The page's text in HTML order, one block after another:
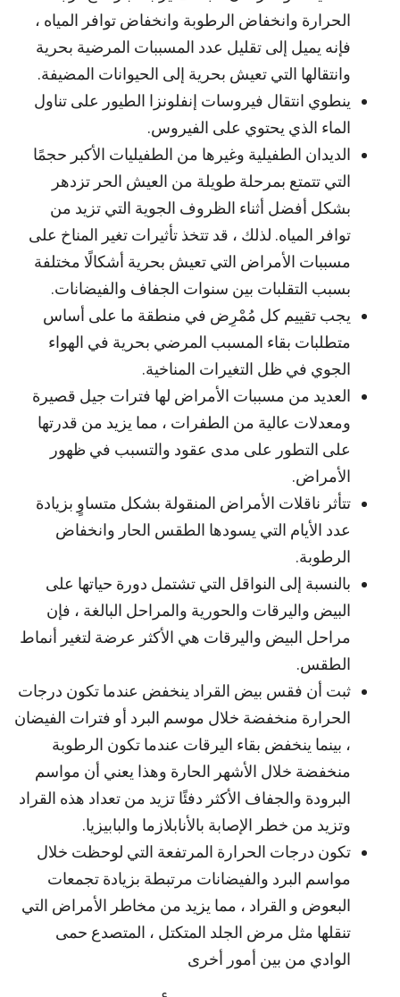
الحرارة وانخفاض الرطوبة وانخفاض توافر المياه ،
فإنه يميل إلى تقليل عدد المسببات المرضية بحرية
وانتقالها التي تعيش بحرية إلى الحيوانات المضيفة.
ينطوي انتقال فيروسات إنفلونزا الطيور على تناول
الماء الذي يحتوي على الفيروس.
الديدان الطفيلية وغيرها من الطفيليات الأكبر حجمًا
التي تتمتع بمرحلة طويلة من العيش الحر تزدهر
بشكل أفضل أثناء الظروف الجوية التي تزيد من
توافر المياه. لذلك ، قد تتخذ تأثيرات تغير المناخ على
مسببات الأمراض التي تعيش بحرية أشكالًا مختلفة
بسبب التقلبات بين سنوات الجفاف والفيضانات.
يجب تقييم كل مُمْرِض في منطقة ما على أساس
متطلبات بقاء المسبب المرضي بحرية في الهواء
الجوي في ظل التغيرات المناخية.
العديد من مسببات الأمراض لها فترات جيل قصيرة
ومعدلات عالية من الطفرات ، مما يزيد من قدرتها
على التطور على مدى عقود والتسبب في ظهور
الأمراض.
تتأثر ناقلات الأمراض المنقولة بشكل متساوٍ بزيادة
عدد الأيام التي يسودها الطقس الحار وانخفاض
الرطوبة.
بالنسبة إلى النواقل التي تشتمل دورة حياتها على
البيض واليرقات والحورية والمراحل البالغة ، فإن
مراحل البيض واليرقات هي الأكثر عرضة لتغير أنماط
الطقس.
ثبت أن فقس بيض القراد ينخفض ​​عندما تكون درجات
الحرارة منخفضة خلال موسم البرد أو فترات الفيضان
، بينما ينخفض ​​بقاء اليرقات عندما تكون الرطوبة
منخفضة خلال الأشهر الحارة وهذا يعني أن مواسم
البرودة والجفاف الأكثر دفئًا تزيد من تعداد هذه القراد
وتزيد من خطر الإصابة بالأنابلازما والبابيزيا.
تكون درجات الحرارة المرتفعة التي لوحظت خلال
مواسم البرد والفيضانات مرتبطة بزيادة تجمعات
البعوض و القراد ، مما يزيد من مخاطر الأمراض التي
تنقلها مثل مرض الجلد المتكتل ، المتصدع حمى
الوادي من بين أمور أخرى